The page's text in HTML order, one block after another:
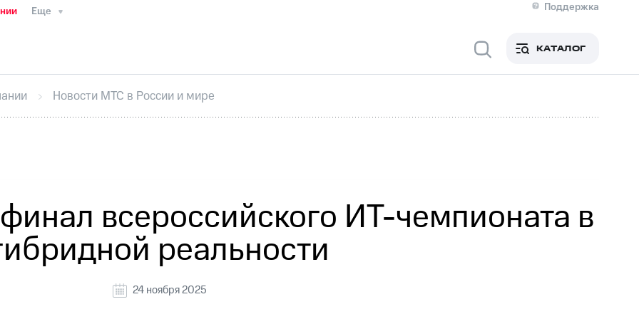
Еще
Поддержка
Медиа-центр
ИнтервьюФинансовая отчетностьКонтактыНовости в регионе
секретарьРаскрытие информации
кабинет акционераАкционерный капиталКонтроль и аудитРынок акций
КАТАЛОГ
Новости МТС в России и мире
всероссийского ИТ-чемпионата в
реальности
24 ноября 2025